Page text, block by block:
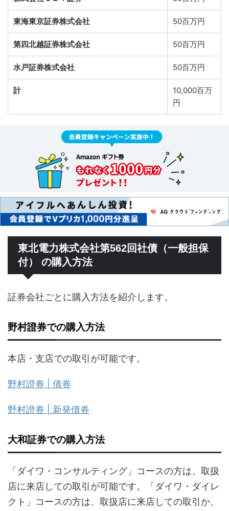
東海東京証券株式会社 50百万円
第四北越証券株式会社 50百万円
水戸証券株式会社 50百万円
計
10,000百万
円
東北電力株式会社第562回社債（一般担保
付） の購入方法
証券会社ごとに購入方法を紹介します。
野村證券での購入方法
本店・支店での取引が可能です。
野村證券 | 債券
野村證券 | 新発債券
大和証券での購入方法
「ダイワ・コンサルティング」コースの方は、取扱
店に来店しての取引が可能です。「ダイワ・ダイレ
クト」コースの方は、取扱店に来店しての取引か、